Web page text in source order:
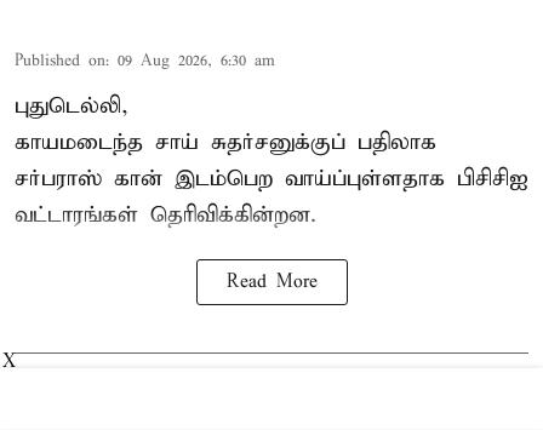
Published on: 09 Aug 2026, 6:30 am
புதுடெல்லி,
காயமடைந்த சாய் சுதர்சனுக்குப் பதிலாக
சர்பராஸ் கான் இடம்பெற வாய்ப்புள்ளதாக பிசிசிஐ
வட்டாரங்கள் தெரிவிக்கின்றன.
Read More
X